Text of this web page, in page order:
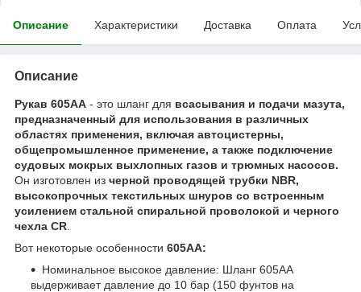
Описание Характеристики Доставка Оплата
Описание
Рукав 605AA - это шланг для всасывания и подачи мазута,
предназначенный для использования в различных
областях применения, включая автоцистерны,
общепромышленное применение, а также подключение
судовых мокрых выхлопных газов и трюмных насосов.
Он изготовлен из черной проводящей трубки NBR,
высокопрочных текстильных шнуров со встроенным
усилением стальной спиральной проволокой и черного
чехла CR
Вот некоторые особенности 605AA:
Номинальное высокое давление: Шланг 605AA
выдерживает давление до 10 бар (150 фунтов на